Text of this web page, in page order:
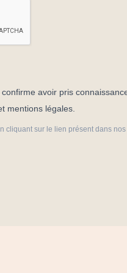
avoir pris
mentions légales.
cliquant sur le lien présent dans nos